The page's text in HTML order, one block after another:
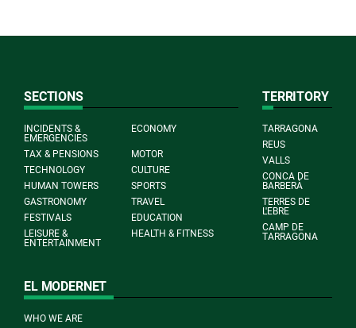
SECTIONS
INCIDENTS &
EMERGENCIES
ECONOMY
TAX & PENSIONS
MOTOR
TECHNOLOGY
CULTURE
HUMAN TOWERS
SPORTS
GASTRONOMY
TRAVEL
FESTIVALS
EDUCATION
LEISURE &
ENTERTAINMENT
HEALTH & FITNESS
TERRITORY
TARRAGONA
REUS
VALLS
CONCA DE
BARBERÀ
TERRES DE
L'EBRE
CAMP DE
TARRAGONA
EL MODERNET
WHO WE ARE